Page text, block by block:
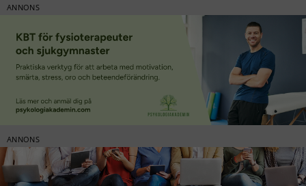
ANNONS
ANNONS